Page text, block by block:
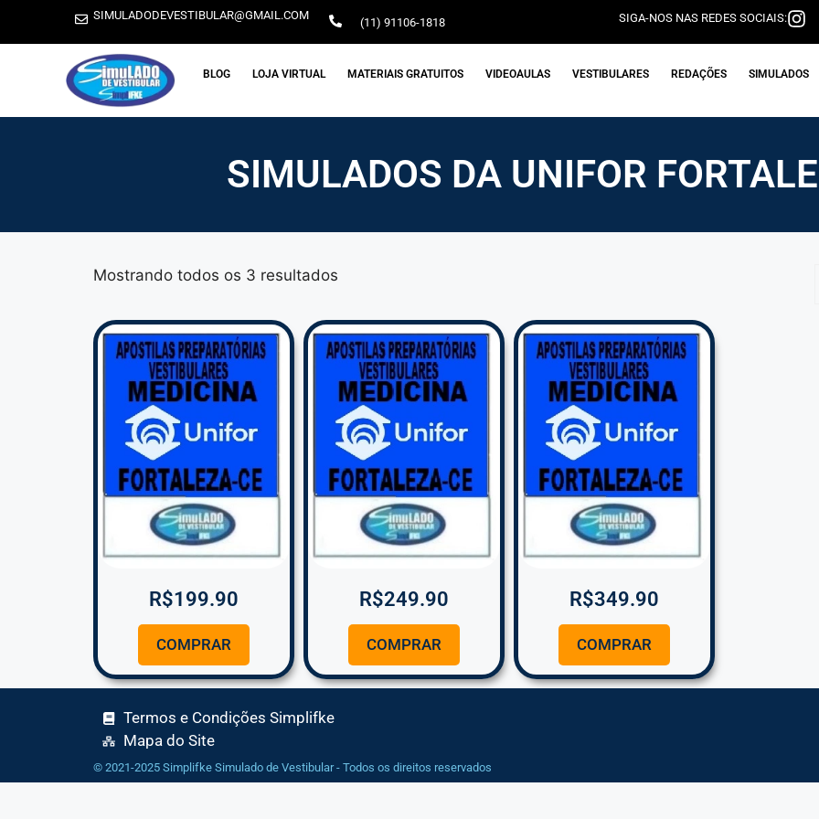
SIMULADODEVESTIBULAR@GMAIL.COM (11) 91106-1818 SIGA-NOS NAS REDES SOCIAIS:
BLOG LOJA VIRTUAL MATERIAIS GRATUITOS VIDEOAULAS VESTIBULARES REDAÇÕES SIMULADOS
SIMULADOS DA UNIFOR
Mostrando todos os 3 resultados
R$199.90
COMPRAR
R$249.90
COMPRAR
R$349.90
COMPRAR
Termos e Condições Simplifke
Mapa do Site
© 2021-2025 Simplifke Simulado de Vestibular - Todos os direitos reservados